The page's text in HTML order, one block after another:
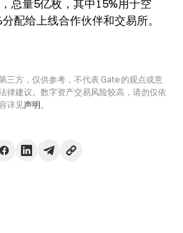
总量5亿枚，其中15%用于空
配给上线合作伙伴和交易所。
三方，仅供参考，不代表 Gate 的观点或意
律建议。数字资产交易风险较高，请勿仅依
详见声明。